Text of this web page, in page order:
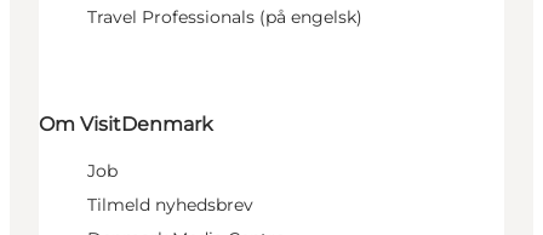
Travel Professionals (på engelsk)
Om VisitDenmark
Job
Tilmeld nyhedsbrev